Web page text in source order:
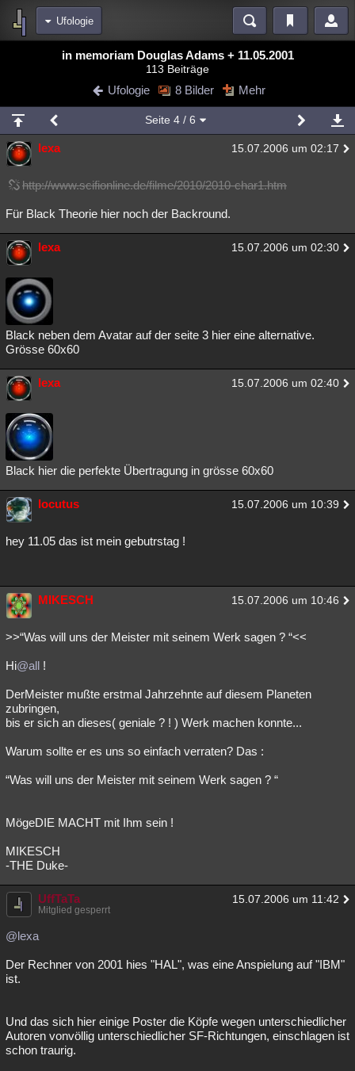
Ufologie
Blogs
Chat Wiki Neuigkeiten
meine Rubriken
Menschen Mystery Kriminalfälle
Spiritualität Verschwörungen Technologie Ufologie
Natur Umfragen Unterhaltung
weitere Rubriken
Philosophie
Astronomie
Musik
Übersichten
Besucht Teilgenommen Alle Neue Geschlossen
Lesenswert
in memoriam Douglas Adams + 11.05.2001
113 Beiträge
Ufologie 8 Bilder Mehr
Seite 4/ 6
lexa 15.07.2006 um 02:17
http://www.scifionline.de/filme/2010/2010-char1.htm
Für Black Theorie hier noch der Backround.
lexa 15.07.2006 um 02:30
Black neben dem Avatar auf der seite 3 hier eine alternative.
Grösse 60x60
lexa 15.07.2006 um 02:40
Black hier die perfekte Übertragung in grösse 60x60
locutus 15.07.2006 um 10:39
hey 11.05 das ist mein gebutrstag !
MIKESCH 15.07.2006 um 10:46
>>“Was will uns der Meister mit seinem Werk sagen ? “<<
Hi@all !
DerMeister mußte erstmal Jahrzehnte auf diesem Planeten
zubringen,
bis er sich an dieses( geniale ? ! ) Werk machen konnte...
Warum sollte er es uns so einfach verraten? Das :
“Was will uns der Meister mit seinem Werk sagen ? “
MögeDIE MACHT mit Ihm sein !
MIKESCH
-THE Duke-
UffTaTa 15.07.2006 um 11:42
Mitglied gesperrt
@lexa
Der Rechner von 2001 hies "HAL", was eine Anspielung auf "IBM"
ist.
Und das sich hier einige Poster die Köpfe wegen unterschiedlicher
Autoren vonvöllig unterschiedlicher SF-Richtungen, einschlagen ist
schon traurig.